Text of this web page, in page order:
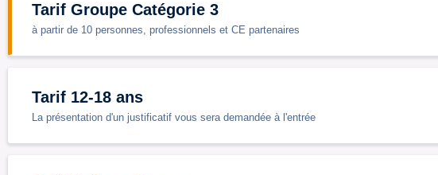
Tarif Groupe Catégorie 3
à partir de 10 personnes, professionnels et CE partenaires
Tarif 12-18 ans
La présentation d'un justificatif vous sera demandée à l'entrée